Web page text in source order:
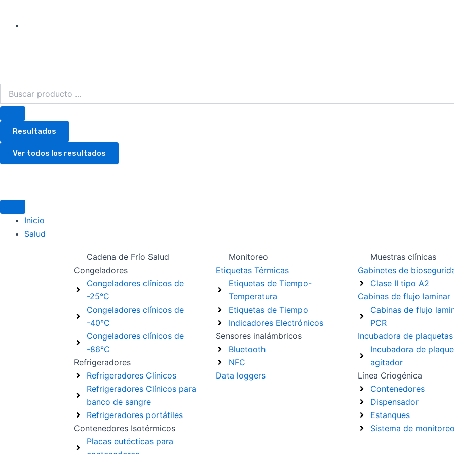
Resultados
Ver todos los resultados
Inicio
Salud
Cadena de Frío Salud
Congeladores
Congeladores clínicos de
-25°C
Congeladores clínicos de
-40°C
Congeladores clínicos de
-86°C
Refrigeradores
Refrigeradores Clínicos
Refrigeradores Clínicos para
banco de sangre
Refrigeradores portátiles
Contenedores Isotérmicos
Placas eutécticas para
Monitoreo
Etiquetas Térmicas
Etiquetas de Tiempo-
Temperatura
Etiquetas de Tiempo
Indicadores Electrónicos
Sensores inalámbricos
Bluetooth
NFC
Data loggers
Muestras clínicas
Gabinetes de
Clase II tipo A2
Cabinas de flujo laminar
Cabinas de flujo
PCR
Incubadora de plaquetas
Incubadora de
agitador
Línea Criogénica
Contenedores
Dispensador
Estanques
Sistema de monitoreo